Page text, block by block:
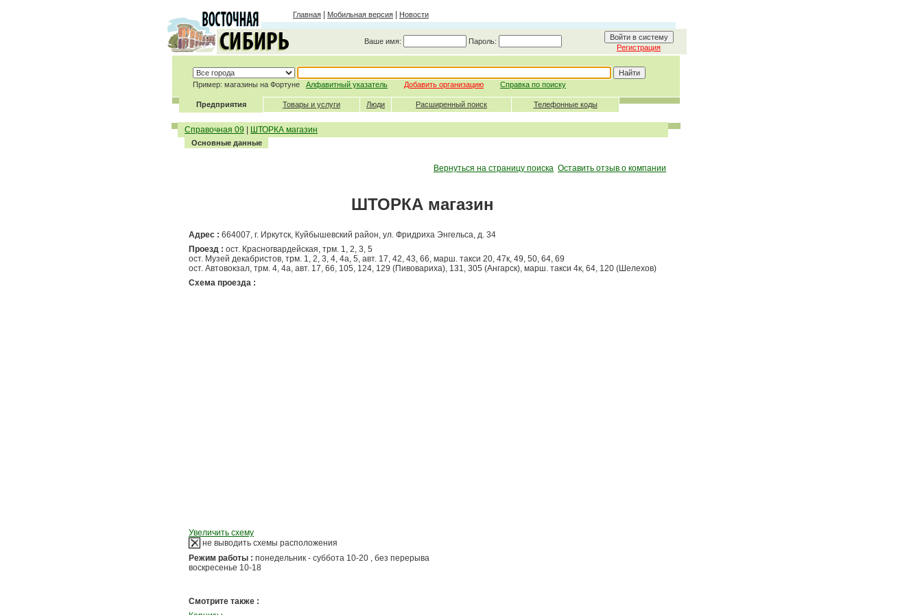
Главная Мобильная версия Новости
Ваше имя: Пароль:
Регистрация
Пример: магазины на Фортуне Алфавитный указатель Добавить организацию Справка по поиску
Предприятия Товары и услуги Люди Расширенный поиск Телефонные коды
Справочная 09 ШТОРКА магазин
Основные данные
Вернуться на страницу поиска Оставить отзыв о компании
ШТОРКА магазин
Адрес : 664007, г. Иркутск, Куйбышевский район, ул. Фридриха Энгельса, д. 34
Проезд : ост. Красногвардейская, трм. 1, 2, 3, 5
ост. Музей декабристов, трм. 1, 2, 3, 4, 4а, 5, авт. 17, 42, 43, 66, марш. такси 20, 47к, 49, 50, 64, 69
ост. Автовокзал, трм. 4, 4а, авт. 17, 66, 105, 124, 129 (Пивовариха), 131, 305 (Ангарск), марш. такси 4к, 64, 120 (Шелехов)
Схема проезда :
Увеличить схему
не выводить схемы расположения
Режим работы : понедельник - суббота 10-20 , без перерыва
воскресенье 10-18
Смотрите также :